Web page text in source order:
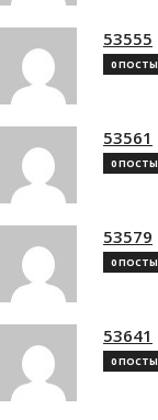
53555
0 ПОСТЫ
53561
0 ПОСТЫ
53579
0 ПОСТЫ
53641
0 ПОСТЫ